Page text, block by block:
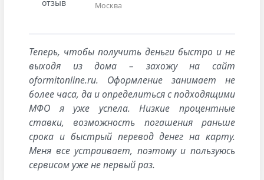
Москва
Теперь, чтобы получить деньги быстро и не
выходя из дома – захожу на сайт
oformitonline.ru. Оформление занимает не
более часа, да и определиться с подходящими
МФО я уже успела. Низкие процентные
ставки, возможность погашения раньше
срока и быстрый перевод денег на карту.
Меня все устраивает, поэтому и пользуюсь
сервисом уже не первый раз.